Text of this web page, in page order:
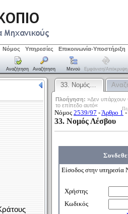
Νόμος Υπηρεσίες Επικοινωνία-Υποστήριξη
Αναζήτηση Αναζήτηση Μενού Εμφάνιση/απόκρυψη
33. Νομός…